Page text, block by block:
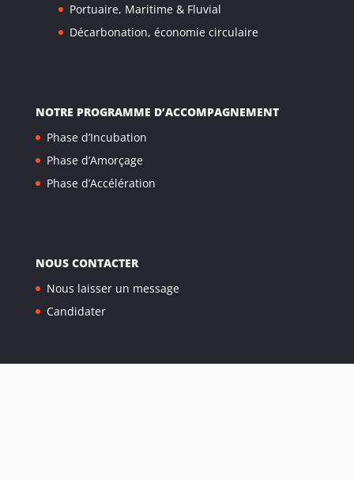
Portuaire, Maritime & Fluvial
Décarbonation, économie circulaire
NOTRE PROGRAMME D’ACCOMPAGNEMENT
Phase d’Incubation
Phase d’Amorçage
Phase d’Accélération
NOUS CONTACTER
Nous laisser un message
Candidater